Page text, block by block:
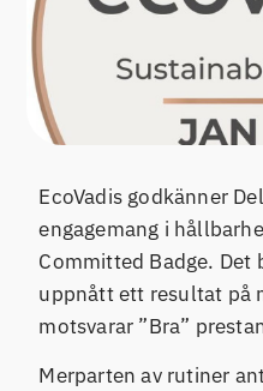
EcoVadis godkänner
engagemang i
Committed Badge. Det
uppnått ett resultat på
motsvarar ”Bra”
Merparten av rutiner